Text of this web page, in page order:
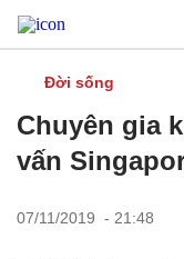
Đời sống
Chuyên gia
vấn
07/11/2019 - 21:48